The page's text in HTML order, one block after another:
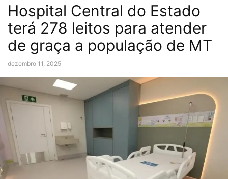
Hospital Central do Estado
terá 278 leitos para atender
de graça a população de MT
dezembro 11, 2025